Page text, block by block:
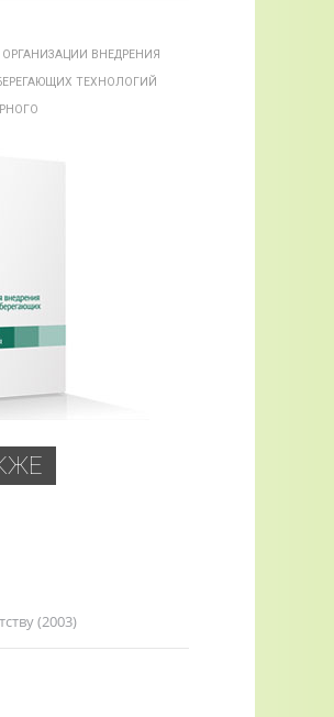
ВНЕДРЕНИЯ
ТЕХНОЛОГИЙ
(2003)